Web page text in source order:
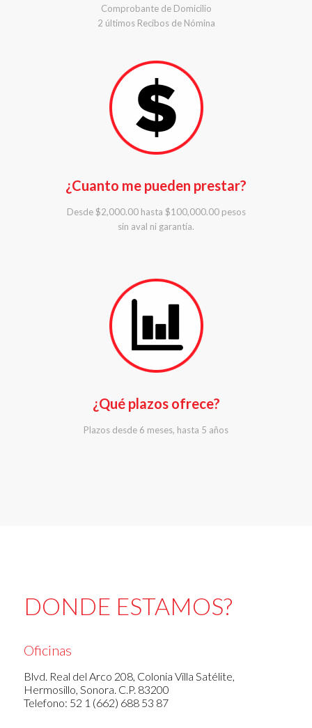
Comprobante de Domicilio
2 últimos Recibos de Nómina
¿Cuanto me pueden prestar?
Desde $2,000.00 hasta $100,000.00 pesos
sin aval ni garantía.
¿Qué plazos ofrece?
Plazos desde 6 meses, hasta 5 años
DONDE ESTAMOS?
Oficinas
Blvd. Real del Arco 208, Colonia Villa Satélite,
Hermosillo, Sonora. C.P. 83200
Telefono: 52 1 (662) 688 53 87